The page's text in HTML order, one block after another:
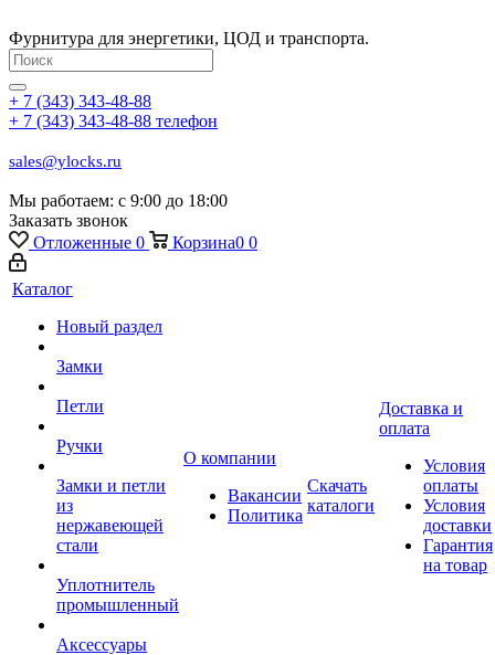
Фурнитура для энергетики, ЦОД и транспорта.
+ 7 (343) 343-48-88
+ 7 (343) 343-48-88 телефон
sales@ylocks.ru
Мы работаем: с 9:00 до 18:00
Заказать звонок
Отложенные 0 Корзина0 0
Каталог
Новый раздел
Замки
Петли
Ручки
Замки и петли
из
нержавеющей
стали
Уплотнитель
промышленный
Аксессуары
О компании
Вакансии
Политика
Скачать
каталоги
Доставка и
оплата
Условия
оплаты
Условия
доставки
Гарантия
на товар